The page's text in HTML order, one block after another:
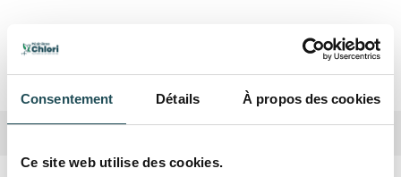
Consentement Détails À propos des cookies
Ce site web utilise des cookies.
Spécifications